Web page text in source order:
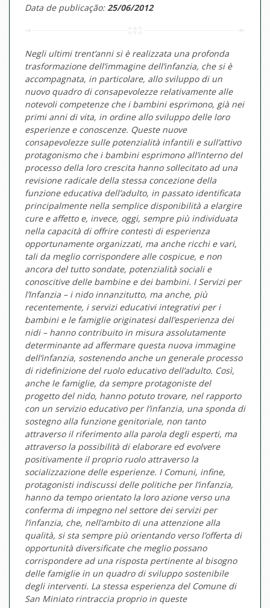
Data de publicação:25/06/2012
Negli ultimi trent’anni si è realizzata una profonda
trasformazione dell’immagine dell’infanzia, che si è
accompagnata, in particolare, allo sviluppo di un
nuovo quadro di consapevolezze relativamente alle
notevoli competenze che i bambini esprimono, già nei
primi anni di vita, in ordine allo sviluppo delle loro
esperienze e conoscenze. Queste nuove
consapevolezze sulle potenzialità infantili e sull’attivo
protagonismo che i bambini esprimono all’interno del
processo della loro crescita hanno sollecitato ad una
revisione radicale della stessa concezione della
funzione educativa dell’adulto, in passato identificata
principalmente nella semplice disponibilità a elargire
cure e affetto e, invece, oggi, sempre più individuata
nella capacità di offrire contesti di esperienza
opportunamente organizzati, ma anche ricchi e vari,
tali da meglio corrispondere alle cospicue, e non
ancora del tutto sondate, potenzialità sociali e
conoscitive delle bambine e dei bambini. I Servizi per
l’Infanzia – i nido innanzitutto, ma anche, più
recentemente, i servizi educativi integrativi per i
bambini e le famiglie originatesi dall’esperienza dei
nidi – hanno contribuito in misura assolutamente
determinante ad affermare questa nuova immagine
dell’infanzia, sostenendo anche un generale processo
di ridefinizione del ruolo educativo dell’adulto. Così,
anche le famiglie, da sempre protagoniste del
progetto del nido, hanno potuto trovare, nel rapporto
con un servizio educativo per l’infanzia, una sponda di
sostegno alla funzione genitoriale, non tanto
attraverso il riferimento alla parola degli esperti, ma
attraverso la possibilità di elaborare ed evolvere
positivamente il proprio ruolo attraverso la
socializzazione delle esperienze. I Comuni, infine,
protagonisti indiscussi delle politiche per l’infanzia,
hanno da tempo orientato la loro azione verso una
conferma di impegno nel settore dei servizi per
l’infanzia, che, nell’ambito di una attenzione alla
qualità, si sta sempre più orientando verso l’offerta di
opportunità diversificate che meglio possano
corrispondere ad una risposta pertinente al bisogno
delle famiglie in un quadro di sviluppo sostenibile
degli interventi. La stessa esperienza del Comune di
San Miniato rintraccia proprio in queste